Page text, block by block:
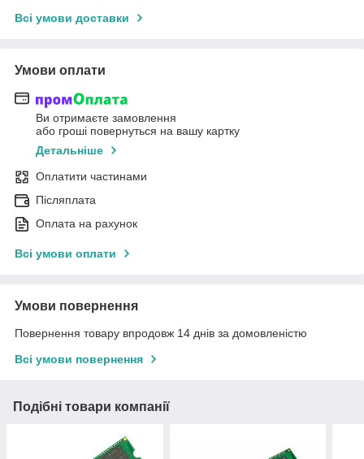
Всі умови доставки
Умови оплати
Ви отримаєте замовлення
або гроші повернуться на вашу картку
Детальніше
Оплатити частинами
Післяплата
Оплата на рахунок
Всі умови оплати
Умови повернення
Повернення товару впродовж 14 днів за домовленістю
Всі умови повернення
Подібні товари компанії